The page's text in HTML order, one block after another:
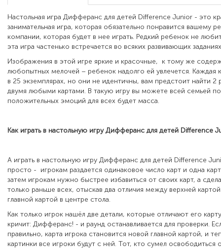
Настольная игра Дифферанс для детей Difference Junior - это
занимательная игра, которая обязательно понравится вашему
компании, которая будет в нее играть. Редкий ребенок не
эта игра частенько встречается во всяких развивающих
Изображения в этой игре яркие и красочные, к тому же
любопытных мелочей – ребенок надолго ей увлечется. Каждая
в 25 экземплярах, но они не идентичны, вам предстоит найти 2
двумя любыми картами. В такую игру вы можете всей семьей
положительных эмоций для всех будет масса.
Как играть в настольную игруДифферанс для детей Difference
А играть в настольную игру Дифферанс для детей Difference
просто - игрокам раздается одинаковое число карт и одна
затем игрокам нужно быстрее избавиться от своих карт, а
только раньше всех, отыскав два отличия между верхней
главной картой в центре стола.
Как только игрок нашёл две детали, которые отличают его
кричит: Дифферанс! - и раунд останавливается для проверки.
правильно, карта игрока становится новой главной картой, и
картинки все игроки будут с ней. Тот, кто сумел освободиться